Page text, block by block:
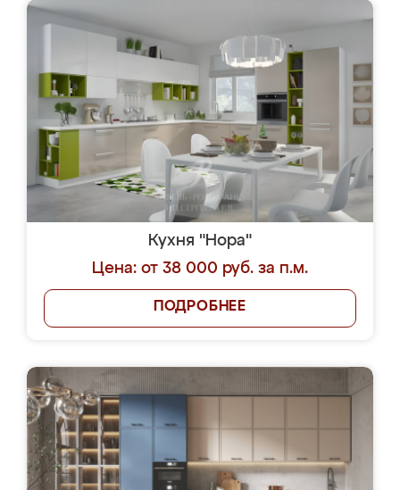
Кухня "Нора"
Цена: от 38 000 руб. за п.м.
ПОДРОБНЕЕ